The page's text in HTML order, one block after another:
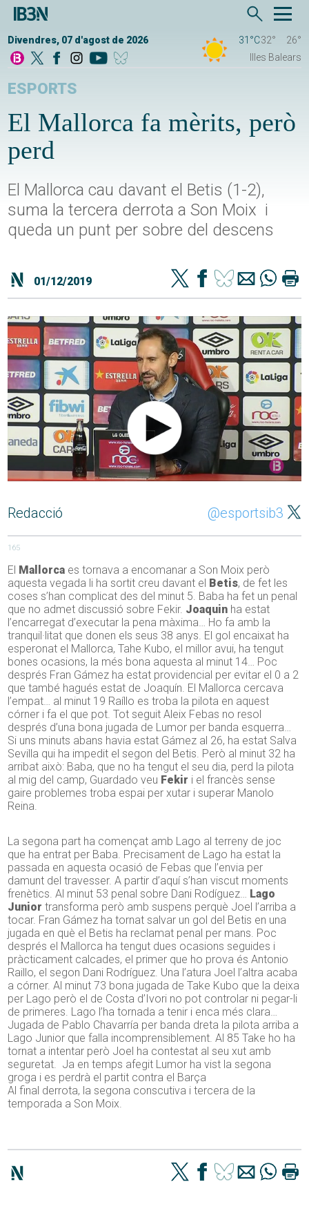
Divendres, 07 d'agost de 2026 31°C32°
26°
Illes Balears
ESPORTS
El Mallorca fa mèrits, però
perd
El Mallorca cau davant el Betis (1-2),
suma la tercera derrota a Son Moix i
queda un punt per sobre del descens
01/12/2019
Redacció @esportsib3
165
El Mallorca es tornava a encomanar a Son Moix però
aquesta vegada li ha sortit creu davant el Betis, de fet les
coses s’han complicat des del minut 5. Baba ha fet un penal
que no admet discussió sobre Fekir. Joaquin ha estat
l’encarregat d’executar la pena màxima… Ho fa amb la
tranquil·litat que donen els seus 38 anys. El gol encaixat ha
esperonat el Mallorca, Tahe Kubo, el millor avui, ha tengut
bones ocasions, la més bona aquesta al minut 14… Poc
després Fran Gámez ha estat providencial per evitar el 0 a 2
que també hagués estat de Joaquín. El Mallorca cercava
l’empat… al minut 19 Raíllo es troba la pilota en aquest
córner i fa el que pot. Tot seguit Aleix Febas no resol
després d’una bona jugada de Lumor per banda esquerra…
Si uns minuts abans havia estat Gámez al 26, ha estat Salva
Sevilla qui ha impedit el segon del Betis. Però al minut 32 ha
arribat això: Baba, que no ha tengut el seu dia, perd la pilota
al mig del camp, Guardado veu Fekir i el francès sense
gaire problemes troba espai per xutar i superar Manolo
Reina.
La segona part ha començat amb Lago al terreny de joc
que ha entrat per Baba. Precisament de Lago ha estat la
passada en aquesta ocasió de Febas que l’envia per
damunt del travesser. A partir d’aquí s’han viscut moments
frenètics. Al minut 53 penal sobre Dani Rodíguez… Lago
Junior transforma però amb suspens perquè Joel l’arriba a
tocar. Fran Gámez ha tornat salvar un gol del Betis en una
jugada en què el Betis ha reclamat penal per mans. Poc
després el Mallorca ha tengut dues ocasions seguides i
pràcticament calcades, el primer que ho prova és Antonio
Raillo, el segon Dani Rodríguez. Una l’atura Joel l’altra acaba
a córner. Al minut 73 bona jugada de Take Kubo que la deixa
per Lago però el de Costa d’Ivori no pot controlar ni pegar-li
de primeres. Lago l’ha tornada a tenir i enca més clara…
Jugada de Pablo Chavarría per banda dreta la pilota arriba a
Lago Junior que falla incomprensiblement. Al 85 Take ho ha
tornat a intentar però Joel ha contestat al seu xut amb
seguretat. Ja en temps afegit Lumor ha vist la segona
groga i es perdrà el partit contra el Barça
Al final derrota, la segona conscutiva i tercera de la
temporada a Son Moix.